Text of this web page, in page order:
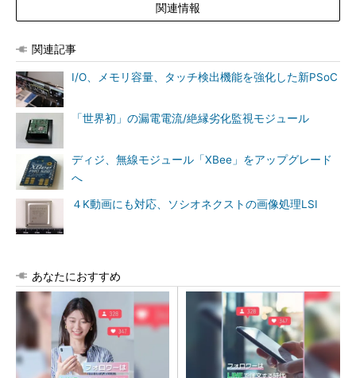
関連情報
関連記事
I/O、メモリ容量、タッチ検出機能を強化した新PSoC
「世界初」の漏電電流/絶縁劣化監視モジュール
ディジ、無線モジュール「XBee」をアップグレード
へ
４K動画にも対応、ソシオネクストの画像処理LSI
あなたにおすすめ